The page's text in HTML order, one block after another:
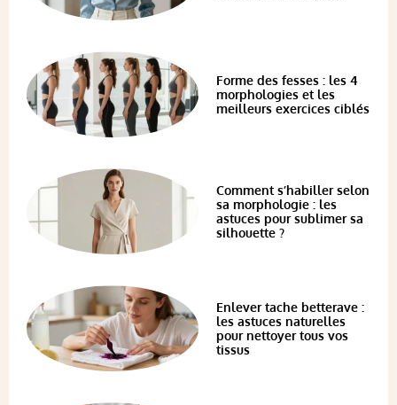
Forme des fesses : les 4
morphologies et les
meilleurs exercices ciblés
Comment s’habiller selon
sa morphologie : les
astuces pour sublimer sa
silhouette ?
Enlever tache betterave :
les astuces naturelles
pour nettoyer tous vos
tissus